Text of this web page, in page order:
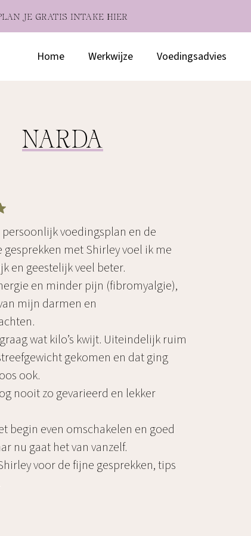
JE GRATIS INTAKE HIER
Home Werkwijze Voedingsadvies
NARDA
voedingsplan en de
met Shirley voel ik me
en geestelijk veel beter.
en minder pijn (fibromyalgie),
mijn darmen en
wat kilo’s kwijt. Uiteindelijk ruim
gekomen en dat ging
ook.
nooit zo gevarieerd en lekker
begin even omschakelen en goed
nu gaat het van vanzelf.
voor de fijne gesprekken, tips